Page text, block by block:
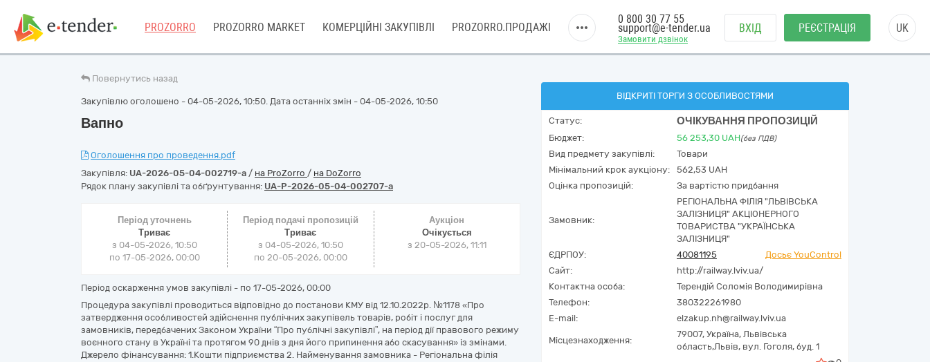
PROZORRO PROZORRO MARKET КОМЕРЦІЙНІ ЗАКУПІВЛІ PROZORRO.ПРОДАЖІ
Замовити дзвінок
0 800 30 77 55
support@e-tender.ua ВХІД РЕЄСТРАЦІЯ UK
Повернутись назад
Закупівлю оголошено - 04-05-2026, 10:50. Дата останніх змін - 04-05-2026, 10:50
Вапно
Оголошення про проведення.pdf
Закупівля: UA-2026-05-04-002719-a / на ProZorro / на DoZorro
Рядок плану закупівлі та обґрунтування: UA-P-2026-05-04-002707-a
Період уточнень
Триває
з 04-05-2026, 10:50
по 17-05-2026, 00:00
Період подачі пропозицій
Триває
з 04-05-2026, 10:50
по 20-05-2026, 00:00
Аукціон
Очікується
з 20-05-2026, 11:11
Період оскарження умов закупівлі - по 17-05-2026, 00:00
Процедура закупівлі проводиться відповідно до постанови КМУ від 12.10.2022р. №1178 «Про
затвердження особливостей здійснення публічних закупівель товарів, робіт і послуг для
замовників, передбачених Законом України “Про публічні закупівлі”, на період дії правового режиму
воєнного стану в Україні та протягом 90 днів з дня його припинення або скасування» із змінами.
Джерело фінансування: 1.Кошти підприємства 2. Найменування замовника - Регіональна філія
ВІДКРИТІ ТОРГИ З ОСОБЛИВОСТЯМИ
Статус: ОЧІКУВАННЯ ПРОПОЗИЦІЙ
Бюджет: 56 253,30 UAH(без ПДВ)
Вид предмету закупівлі:
Товари
Мінімальний крок аукціону:
562,53 UAH
Оцінка пропозицій:
За вартістю придбання
Замовник:
РЕГІОНАЛЬНА ФІЛІЯ "ЛЬВІВСЬКА
ЗАЛІЗНИЦЯ" АКЦІОНЕРНОГО
ТОВАРИСТВА "УКРАЇНСЬКА
ЗАЛІЗНИЦЯ"
ЄДРПОУ:
40081195
Досьє YouControl
Сайт:
http://railway.lviv.ua/
Контактна особа:
Терендій Соломія Володимирівна
Телефон:
380322261980
E-mail:
elzakup.nh@railway.lviv.ua
Місцезнаходження:
79007, Україна, Львівська
область,Львів, вул. Гоголя, буд. 1